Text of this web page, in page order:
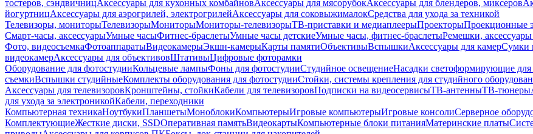
тостеров, сэндвичницАксессуары для кухонных комбайновАксессуары для мясорубокАксессуары для блендеров, миксеров
йогуртницАксессуары для аэрогрилей, электрогрилейАксессуары для соковыжималокСредства для ухода за техникой
Телевизоры, мониторыТелевизорыМониторыМониторы-телевизорыТВ-приставки и медиаплеерыПроекторыПроекционные
Смарт-часы, аксессуарыУмные часыФитнес-браслетыУмные часы детскиеУмные часы, фитнес-браслетыРемешки,
Фото, видеосъемкаФотоаппаратыВидеокамерыЭкшн-камерыКарты памятиОбъективыВспышкиАксессуары для камерСумки
видеокамерАксессуары для объективовШтативыЦифровые фоторамки
Оборудование для фотостудииКольцевые лампыФоны для фотостудииСтудийное освещениеНасадки светоформирующие для
съемкиВспышки студийныеКомплекты оборудования для фотостудииСтойки, системы крепления для студийного
Аксессуары для телевизоровКронштейны, стойкиКабели для телевизоровПодписки на видеосервисыТВ-антенныТВ-тюнеры
для ухода за электроникойКабели, переходники
Компьютерная техникаНоутбукиПланшетыМоноблокиКомпьютерыИгровые компьютерыИгровые консолиСерверное
КомплектующиеЖесткие диски, SSDОперативная памятьВидеокартыКомпьютерные блоки питанияМатеринские платы